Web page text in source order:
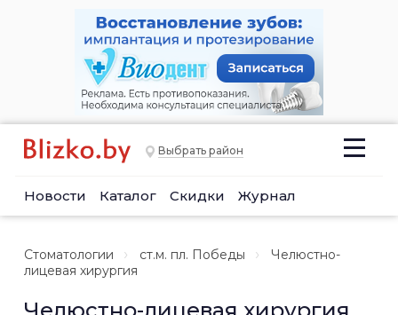
Выбрать район
Новости Каталог Скидки Журнал
Стоматологии ст.м. пл. Победы
Челюстно-
лицевая хирургия